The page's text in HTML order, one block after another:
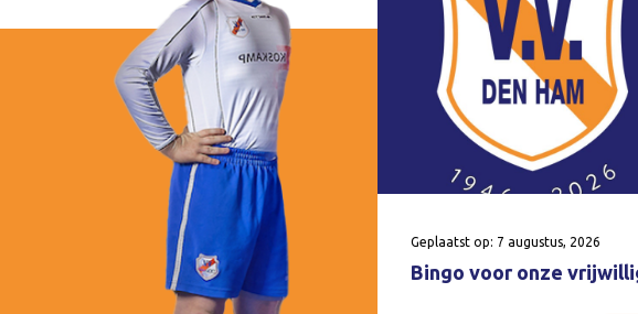
Geplaatst op: 7 augustus, 2026
Bingo voor onze